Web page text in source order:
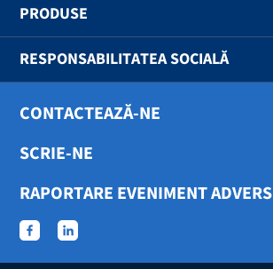
PRODUSE
RESPONSABILITATEA SOCIALĂ
CONTACTEAZĂ-NE
SCRIE-NE
RAPORTARE EVENIMENT ADVERS